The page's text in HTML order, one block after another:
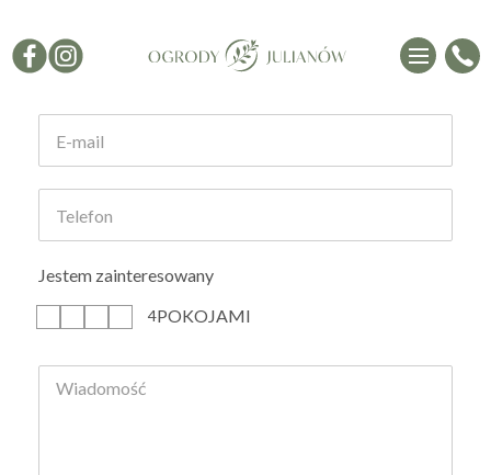
Jestem zainteresowany
4POKOJAMI